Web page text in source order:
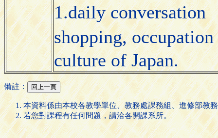
1.daily conversation
shopping,
culture of Japan.
備註：
本資料係由本校各教學單位、教務處課務組、進修部教
若您對課程有任何問題，請洽各開課系所。